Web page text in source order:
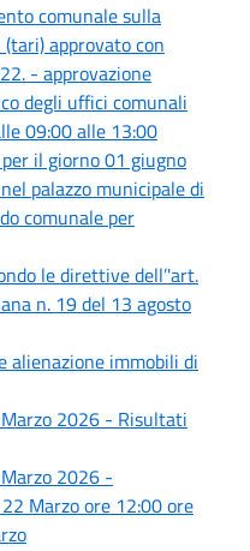
comunale sulla
approvato con
- approvazione
degli uffici comunali
09:00 alle 13:00
il giorno 01 giugno
palazzo municipale di
comunale per
le direttive dell’'art.
n. 19 del 13 agosto
alienazione immobili di
2026 - Risultati
2026 -
Marzo ore 12:00 ore